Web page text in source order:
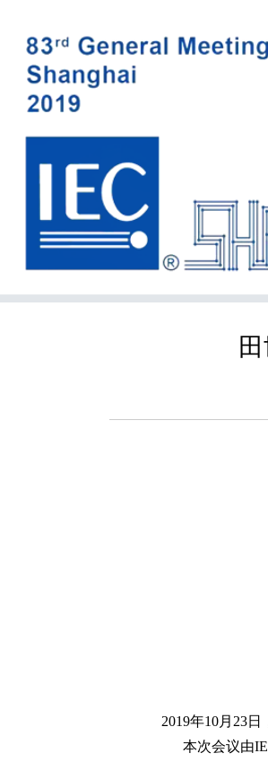
2019年10月23
本次会议由IEC